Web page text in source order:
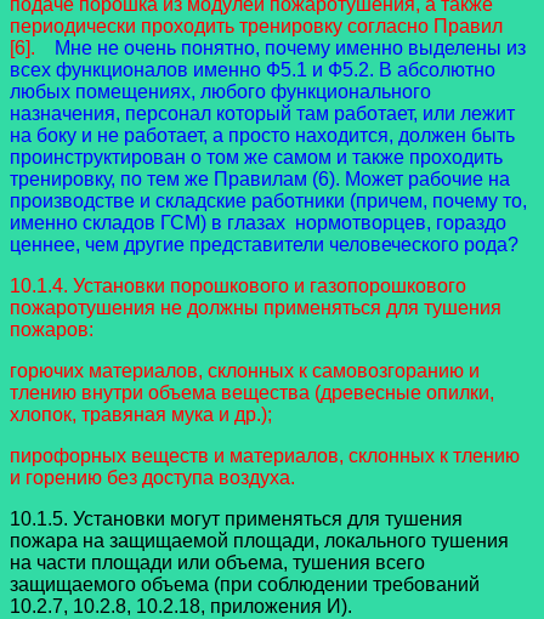
подаче порошка из модулей пожаротушения, а также
периодически проходить тренировку согласно Правил
[6].
Мне не очень понятно, почему именно выделены из
всех функционалов именно Ф5.1 и Ф5.2. В абсолютно
любых помещениях, любого функционального
назначения, персонал который там работает, или лежит
на боку и не работает, а просто находится, должен быть
проинструктирован о том же самом и также проходить
тренировку, по тем же Правилам (6). Может рабочие на
производстве и складские работники (причем, почему то,
именно складов ГСМ) в глазах нормотворцев, гораздо
ценнее, чем другие представители человеческого рода?
10.1.4. Установки порошкового и газопорошкового
пожаротушения не должны применяться для тушения
пожаров:
горючих материалов, склонных к самовозгоранию и
тлению внутри объема вещества (древесные опилки,
хлопок, травяная мука и др.);
пирофорных веществ и материалов, склонных к тлению
и горению без доступа воздуха.
10.1.5. Установки могут применяться для тушения
пожара на защищаемой площади, локального тушения
на части площади или объема, тушения всего
защищаемого объема (при соблюдении требований
10.2.7, 10.2.8, 10.2.18, приложения И).